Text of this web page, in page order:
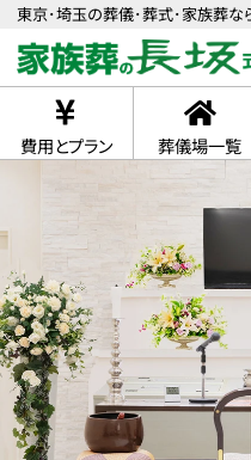
東京･埼玉の葬儀･葬式･家族葬な
費用とプラン 葬儀場一覧